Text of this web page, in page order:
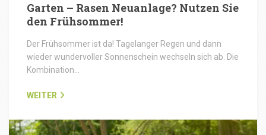
Garten – Rasen Neuanlage? Nutzen Sie
den Frühsommer!
Der Frühsommer ist da! Tagelanger Regen und dann
wieder wundervoller Sonnenschein wechseln sich ab. Die
Kombination…
WEITER